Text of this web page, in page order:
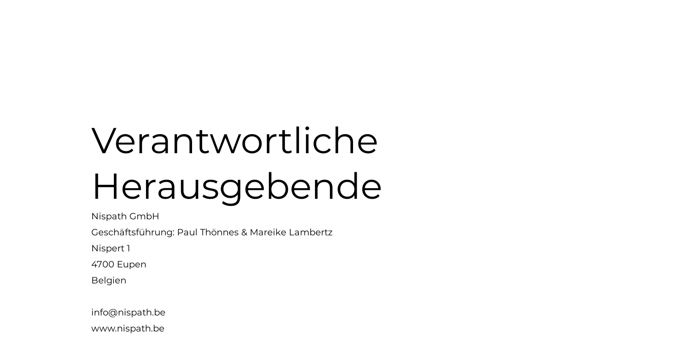
Verantwortliche
Herausgebende
Nispath GmbH
Geschäftsführung: Paul Thönnes & Mareike Lambertz
Nispert 1
4700 Eupen
Belgien
info@nispath.be
www.nispath.be